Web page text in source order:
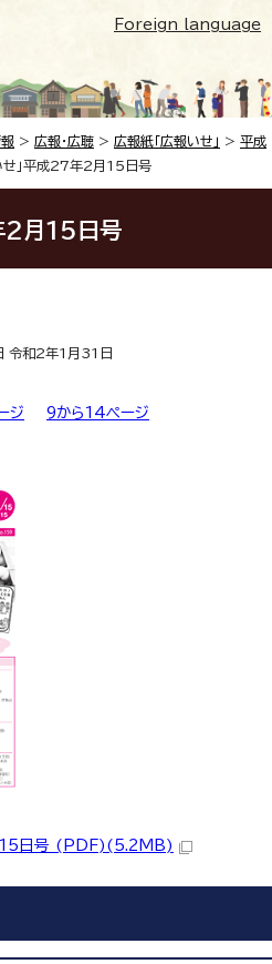
Foreign language
> 広報・広聴 > 広報紙「広報いせ」 > 平成
せ」平成27年2月15日号
2月15日号
和2年1月31日
ジ
9から14ページ
15日号 (PDF)(5.2MB)